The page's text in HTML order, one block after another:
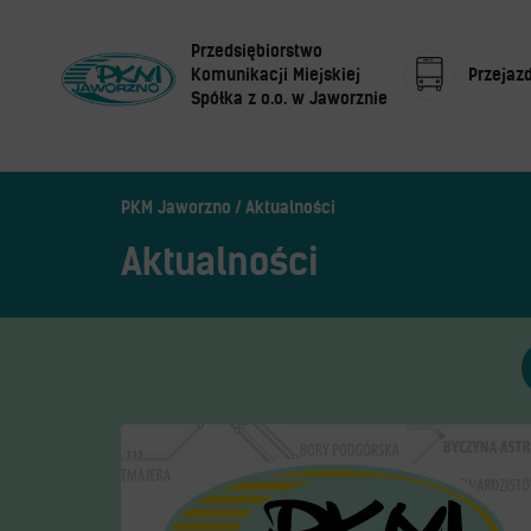
Przedsiębiorstwo
Komunikacji Miejskiej
Spółka z o.o. w Jaworznie
Przejazd
Rozkład jazdy
Zaplanuj podróż –
Automaty biletowe
Open Payment System
PKM Jaworzno Aktualności
Aktualności